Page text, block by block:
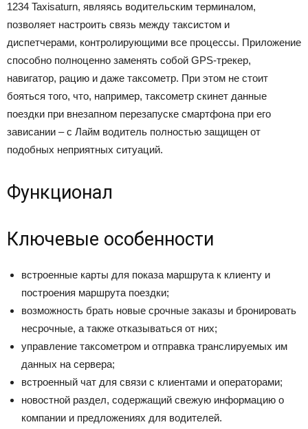
1234 Taxisaturn, являясь водительским терминалом,
позволяет настроить связь между таксистом и
диспетчерами, контролирующими все процессы. Приложение
способно полноценно заменять собой GPS-трекер,
навигатор, рацию и даже таксометр. При этом не стоит
бояться того, что, например, таксометр скинет данные
поездки при внезапном перезапуске смартфона при его
зависании – с Лайм водитель полностью защищен от
подобных неприятных ситуаций.
Функционал
Ключевые особенности
встроенные карты для показа маршрута к клиенту и
построения маршрута поездки;
возможность брать новые срочные заказы и бронировать
несрочные, а также отказываться от них;
управление таксометром и отправка транслируемых им
данных на сервера;
встроенный чат для связи с клиентами и операторами;
новостной раздел, содержащий свежую информацию о
компании и предложениях для водителей.